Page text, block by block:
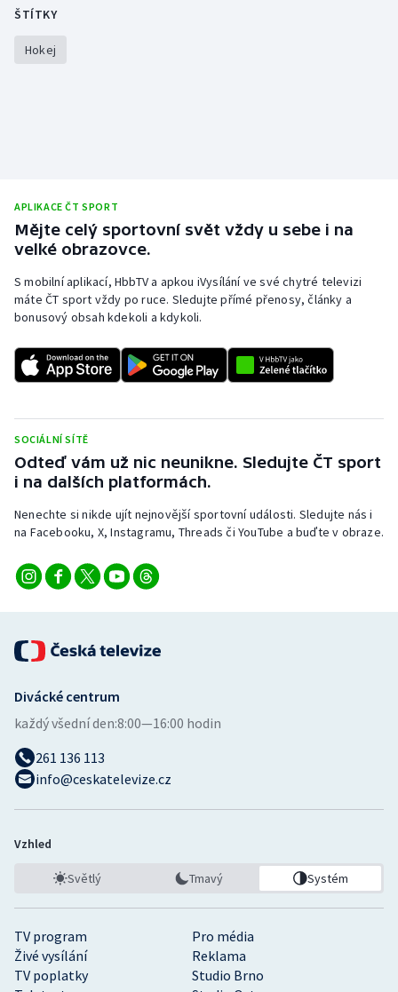
Stolní tenis
Triatlon
Veslování
Volejbal
Ostatní
ŠTÍTKY
Hokej
APLIKACE ČT SPORT
Mějte celý sportovní svět vždy u sebe i na
velké obrazovce.
S mobilní aplikací, HbbTV a apkou iVysílání ve své chytré televizi
máte ČT sport vždy po ruce. Sledujte přímé přenosy, články a
bonusový obsah kdekoli a kdykoli.
SOCIÁLNÍ SÍTĚ
Odteď vám už nic neunikne. Sledujte ČT sport
i na dalších platformách.
Nenechte si nikde ujít nejnovější sportovní události. Sledujte nás i
na Facebooku, X, Instagramu, Threads či YouTube a buďte v obraze.
TV program
Pro média
Živé vysílání
Reklama
TV poplatky
Studio Brno
Divácké centrum
každý všední den:8:00—16:00 hodin
261 136 113
info@ceskatelevize.cz
Vzhled
Světlý Tmavý Systém